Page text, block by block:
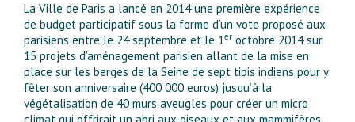
La Ville de Paris a lancé en 2014 une première expérience
de budget participatif sous la forme d’un vote proposé aux
parisiens entre le 24 septembre et le 1er octobre 2014 sur
15 projets d’aménagement parisien allant de la mise en
place sur les berges de la Seine de sept tipis indiens pour y
fêter son anniversaire (400 000 euros) jusqu’à la
végétalisation de 40 murs aveugles pour créer un micro